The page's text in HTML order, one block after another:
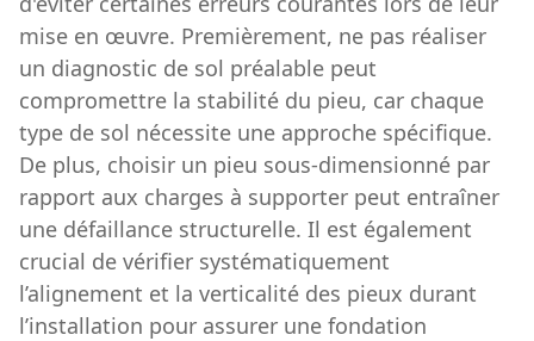
mise en œuvre. Premièrement, ne pas réaliser
un diagnostic de sol préalable peut
compromettre la stabilité du pieu, car chaque
type de sol nécessite une approche spécifique.
De plus, choisir un pieu sous-dimensionné par
rapport aux charges à supporter peut entraîner
une défaillance structurelle. Il est également
crucial de vérifier systématiquement
l’alignement et la verticalité des pieux durant
l’installation pour assurer une fondation